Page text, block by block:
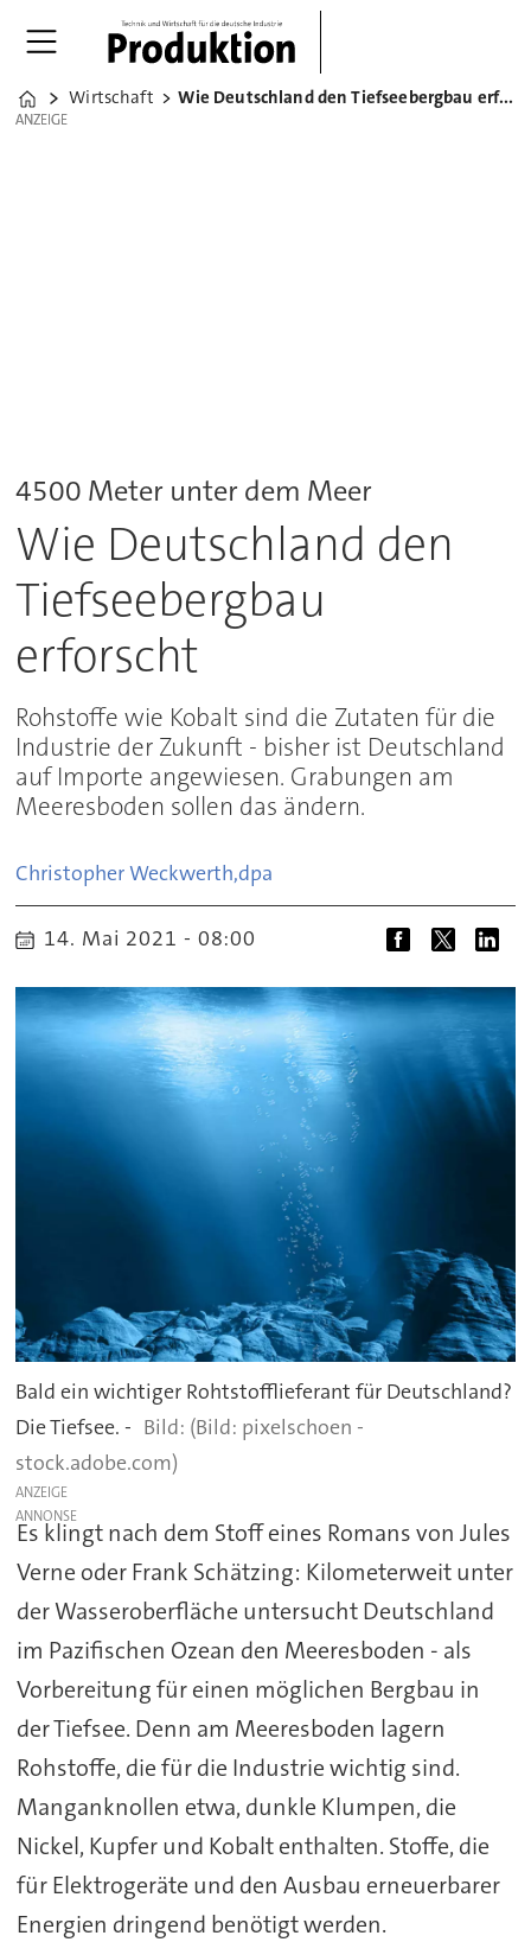
Home
Wirtschaft Wie Deutschland den Tiefseebergbau erforscht
ANZEIGE
ANZEIGE
4500 Meter unter dem Meer
Wie Deutschland den
Tiefseebergbau
erforscht
Rohstoffe wie Kobalt sind die Zutaten für die
Industrie der Zukunft - bisher ist Deutschland
auf Importe angewiesen. Grabungen am
Meeresboden sollen das ändern.
Christopher Weckwerth,dpa
14. Mai 2021 - 08:00
Bald ein wichtiger Rohtstofflieferant für Deutschland?
Die Tiefsee. -
(Bild: pixelschoen -
stock.adobe.com)
ANZEIGE
Es klingt nach dem Stoff eines Romans von Jules
Verne oder Frank Schätzing: Kilometerweit unter
der Wasseroberfläche untersucht Deutschland
im Pazifischen Ozean den Meeresboden - als
Vorbereitung für einen möglichen Bergbau in
der Tiefsee. Denn am Meeresboden lagern
Rohstoffe, die für die Industrie wichtig sind.
Manganknollen etwa, dunkle Klumpen, die
Nickel, Kupfer und Kobalt enthalten. Stoffe, die
für Elektrogeräte und den Ausbau erneuerbarer
Energien dringend benötigt werden.